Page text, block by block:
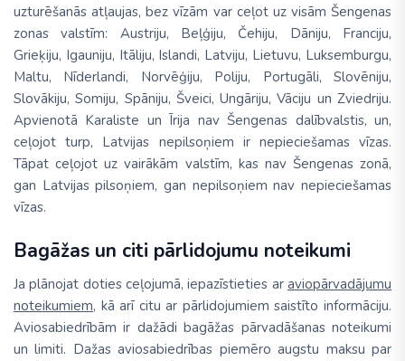
uzturēšanās atļaujas, bez vīzām var ceļot uz visām Šengenas
zonas valstīm: Austriju, Beļģiju, Čehiju, Dāniju, Franciju,
Grieķiju, Igauniju, Itāliju, Islandi, Latviju, Lietuvu, Luksemburgu,
Maltu, Nīderlandi, Norvēģiju, Poliju, Portugāli, Slovēniju,
Slovākiju, Somiju, Spāniju, Šveici, Ungāriju, Vāciju un Zviedriju.
Apvienotā Karaliste un Īrija nav Šengenas dalībvalstis, un,
ceļojot turp, Latvijas nepilsoņiem ir nepieciešamas vīzas.
Tāpat ceļojot uz vairākām valstīm, kas nav Šengenas zonā,
gan Latvijas pilsoņiem, gan nepilsoņiem nav nepieciešamas
vīzas.
Bagāžas un citi pārlidojumu noteikumi
Ja plānojat doties ceļojumā, iepazīstieties ar aviopārvadājumu
noteikumiem, kā arī citu ar pārlidojumiem saistīto informāciju.
Aviosabiedrībām ir dažādi bagāžas pārvadāšanas noteikumi
un limiti. Dažas aviosabiedrības piemēro augstu maksu par